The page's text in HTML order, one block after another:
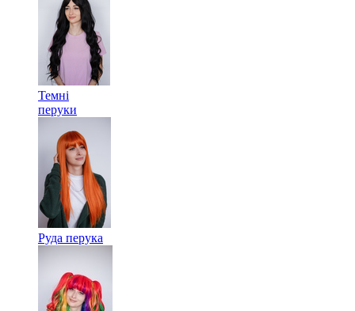
Темні
перуки
Руда перука